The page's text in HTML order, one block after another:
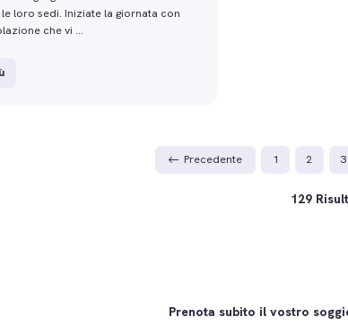
loro sedi. Iniziate la giornata con
che vi …
Precedente 1 2 3
129
Prenota subito il vostro